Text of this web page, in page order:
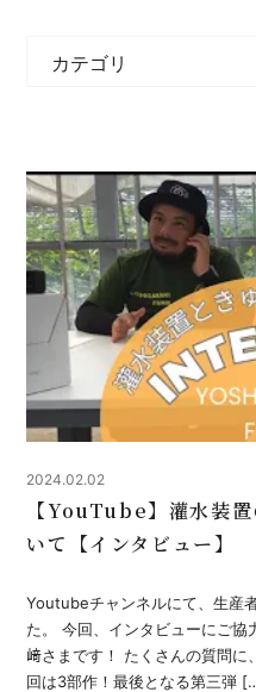
2024.02.02
【YouTube】灌水装
いて【インタビュー】
Youtubeチャンネルにて、生産
た。 今回、インタビューにご協
﨑さまです！ たくさんの質問
回は3部作！最後となる第三弾